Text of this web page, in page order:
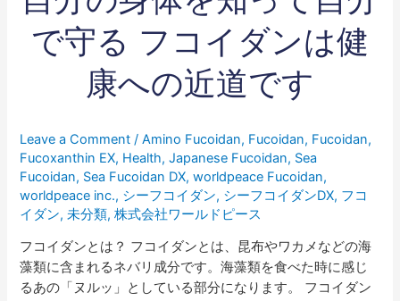
で守る フコイダンは健
康への近道です
Leave a Comment /Amino Fucoidan, Fucoidan, Fucoidan,
Fucoxanthin EX, Health,Japanese Fucoidan, Sea
Fucoidan, Sea Fucoidan DX,worldpeace Fucoidan,
worldpeace inc., シーフコイダン, シーフコイダンDX, フコ
イダン,未分類,株式会社ワールドピース
フコイダンとは？ フコイダンとは、昆布やワカメなどの海
藻類に含まれるネバリ成分です。海藻類を食べた時に感じ
るあの「ヌルッ」としている部分になります。 フコイダン
身
自
分
で
守
る
コ
イ
ダ